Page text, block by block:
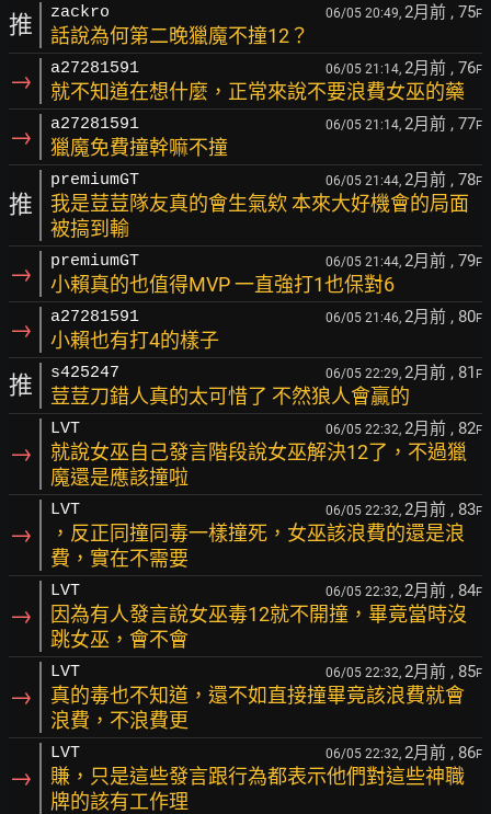
推 zackro 06/05 20:49, 2月前 , 75F
話說為何第二晚獵魔不撞12？
→ a27281591 06/05 21:14, 2月前 , 76F
就不知道在想什麼，正常來說不要浪費女巫的藥
→ a27281591 06/05 21:14, 2月前 , 77F
獵魔免費撞幹嘛不撞
推
premiumGT 06/05 21:44, 2月前 , 78F
我是荳荳隊友真的會生氣欸 本來大好機會的局面
被搞到輸
→ premiumGT 06/05 21:44, 2月前 , 79F
小賴真的也值得MVP 一直強打1也保對6
→ a27281591 06/05 21:46, 2月前 , 80F
小賴也有打4的樣子
推 s425247 06/05 22:29, 2月前 , 81 F
荳荳刀錯人真的太可惜了 不然狼人會贏的
→
LVT 06/05 22:32, 2月前 , 82F
就說女巫自己發言階段說女巫解決12了，不過獵
魔還是應該撞啦
→
LVT 06/05 22:32, 2月前 , 83F
，反正同撞同毒一樣撞死，女巫該浪費的還是浪
費，實在不需要
→
LVT 06/05 22:32, 2月前 , 84F
因為有人發言說女巫毒12就不開撞，畢竟當時沒
跳女巫，會不會
→
LVT 06/05 22:32, 2月前 , 85F
真的毒也不知道，還不如直接撞畢竟該浪費就會
浪費，不浪費更
→
LVT 06/05 22:32, 2月前 , 86F
賺，只是這些發言跟行為都表示他們對這些神職
牌的該有工作理